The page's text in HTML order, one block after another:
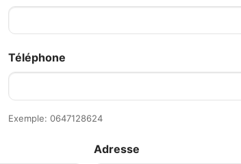
Téléphone
Exemple: 0647128624
Adresse